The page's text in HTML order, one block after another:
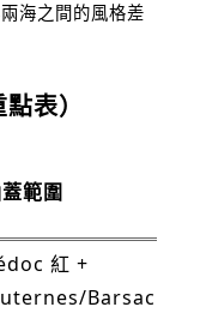
海之間的風格差
表）
範圍
紅 +
Barsac 甜